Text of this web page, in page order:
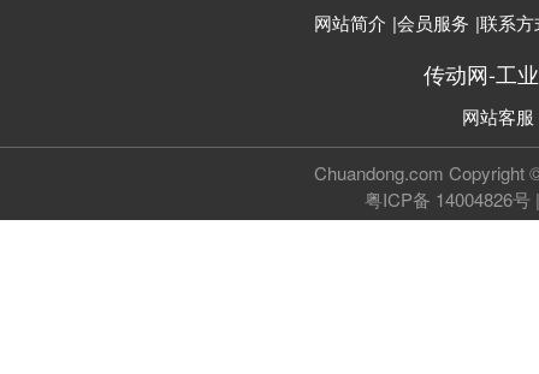
网站简介 |会员服务 |联系方
传动网-工
网站客服
Chuandong.com Copyright
粤ICP备 14004826号